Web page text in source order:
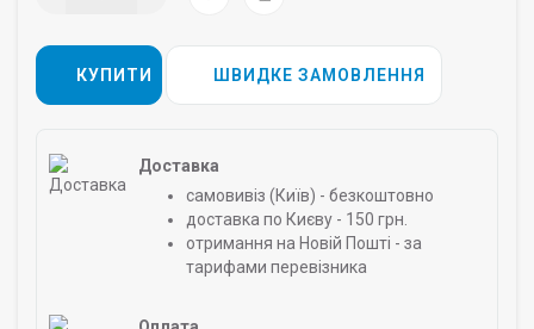
КУПИТИ ШВИДКЕ ЗАМОВЛЕННЯ
Доставка
самовивіз (Київ) - безкоштовно
доставка по Києву - 150 грн.
отримання на Новій Пошті - за
тарифами перевізника